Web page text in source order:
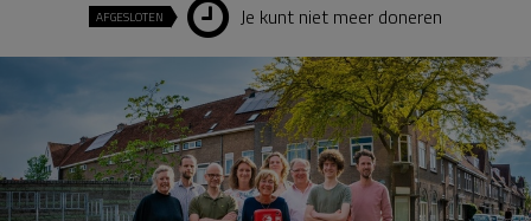
AFGESLOTEN Je kunt niet meer doneren